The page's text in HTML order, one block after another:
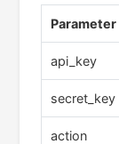
Parameter
api_key
secret_key
action